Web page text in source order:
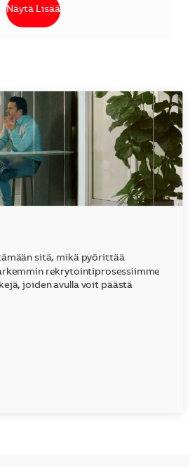
Näytä Lisää
sitä, mikä pyörittää
rekrytointiprosessiimme
joiden avulla voit päästä